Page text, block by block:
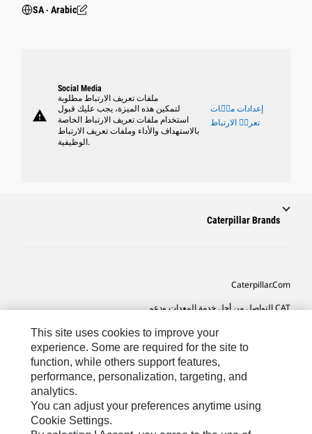
SA ‧ Arabic
warning
Social Media
ملفات تعريف الارتباط مطلوبة
لتمكين هذه الميزة، يجب عليك قبول
استخدام ملفات تعريف الارتباط الخاصة
بالاستهداف والأداء وملفات تعريف الارتباط
الوظيفية.
إعدادات ملٝات
تعريٝ الارتباط
Caterpillar Brands
Caterpillar.com
CAT التواصل من أجل خدمة المعدات ودعم
تفضيلات التسويق الخاصة بي
خريطة الموقع
Cookie Settings
This site uses cookies to improve your
experience. Some are required for the site to
function, while others support features,
performance, personalization, targeting, and
analytics.
You can adjust your preferences anytime using
Cookie Settings.